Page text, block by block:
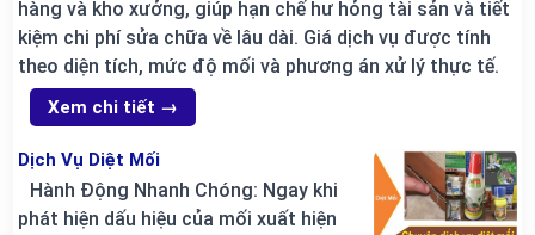
hàng và kho xưởng, giúp hạn chế hư hỏng tài sản và tiết
kiệm chi phí sửa chữa về lâu dài. Giá dịch vụ được tính
theo diện tích, mức độ mối và phương án xử lý thực tế.
Xem chi tiết →
Dịch Vụ Diệt Mối
Hành Động Nhanh Chóng: Ngay khi
phát hiện dấu hiệu của mối xuất hiện